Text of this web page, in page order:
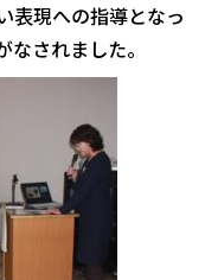
表現への指導となっ
されました。